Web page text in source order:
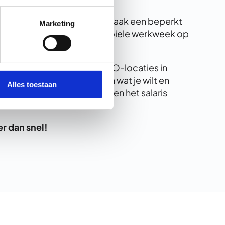
Marketing
Alles toestaan
bieden professionals vaak een beperkt
het lastig om een stabiele werkweek op
bij meerdere BSO-locaties in
werkweek. Jij geeft aan wat je wilt en
wij zorgen dat het rooster en het salaris
dan snel!